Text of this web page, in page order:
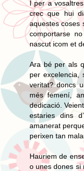
I per a
crec que hui
aquestes coses
comportarse
nascut icom et
Ara bé per als
per excelencia,
veritat? doncs
més femení,
dedicació.
estaries dins
amanerat
perixen tan
Hauriem de
o unes dones si